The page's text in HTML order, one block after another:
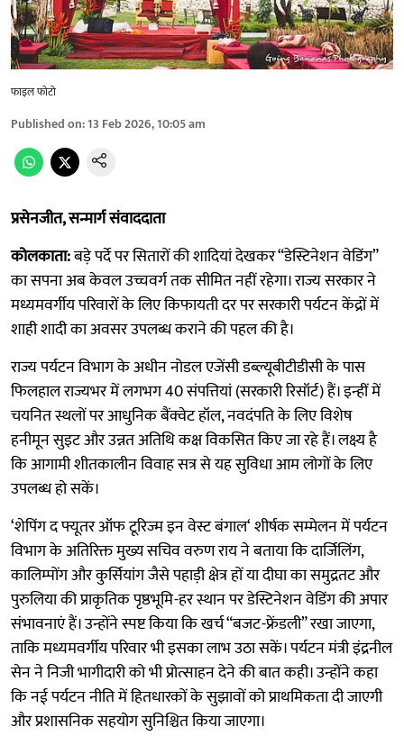
फाइल फोटो
Published on:13 Feb 2026, 10:05 am
प्रसेनजीत, सन्मार्ग संवाददाता
कोलकाता:बड़े पर्दे पर सितारों की शादियां देखकर “डेस्टिनेशन वेडिंग”
का सपना अब केवल उच्चवर्ग तक सीमित नहीं रहेगा। राज्य सरकार ने
मध्यमवर्गीय परिवारों के लिए किफायती दर पर सरकारी पर्यटन केंद्रों में
शाही शादी का अवसर उपलब्ध कराने की पहल की है।
राज्य पर्यटन विभाग के अधीन नोडल एजेंसी डब्ल्यूबीटीडीसी के पास
फिलहाल राज्यभर में लगभग 40 संपत्तियां (सरकारी रिसॉर्ट) हैं। इन्हीं में
चयनित स्थलों पर आधुनिक बैंक्वेट हॉल, नवदंपति के लिए विशेष
हनीमून सुइट और उन्नत अतिथि कक्ष विकसित किए जा रहे हैं। लक्ष्य है
कि आगामी शीतकालीन विवाह सत्र से यह सुविधा आम लोगों के लिए
उपलब्ध हो सकें।
‘शेपिंग द फ्यूतर ऑफ टूरिज्म इन वेस्ट बंगाल‘ शीर्षक सम्मेलन में पर्यटन
विभाग के अतिरिक्त मुख्य सचिव वरुण राय ने बताया कि दार्जिलिंग,
कालिम्पोंग और कुर्सियांग जैसे पहाड़ी क्षेत्र हों या दीघा का समुद्रतट और
पुरुलिया की प्राकृतिक पृष्ठभूमि-हर स्थान पर डेस्टिनेशन वेडिंग की अपार
संभावनाएं हैं। उन्होंने स्पष्ट किया कि खर्च “बजट-फ्रेंडली” रखा जाएगा,
ताकि मध्यमवर्गीय परिवार भी इसका लाभ उठा सकें। पर्यटन मंत्री इंद्रनील
सेन ने निजी भागीदारी को भी प्रोत्साहन देने की बात कही। उन्होंने कहा
कि नई पर्यटन नीति में हितधारकों के सुझावों को प्राथमिकता दी जाएगी
और प्रशासनिक सहयोग सुनिश्चित किया जाएगा।